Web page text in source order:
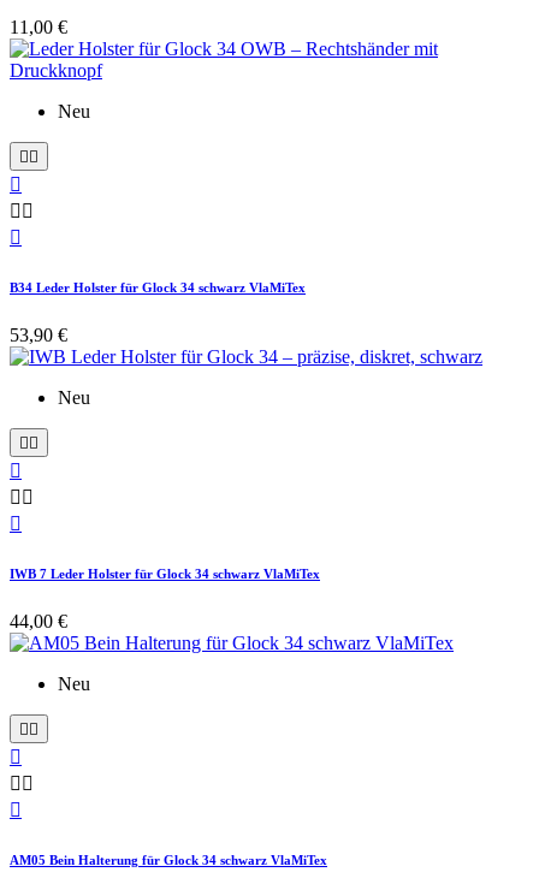
11,00 €
Neu
 

 

B34 Leder Holster für Glock 34 schwarz VlaMiTex
53,90 €
Neu
 

 

IWB 7 Leder Holster für Glock 34 schwarz VlaMiTex
44,00 €
Neu
 

 

AM05 Bein Halterung für Glock 34 schwarz VlaMiTex